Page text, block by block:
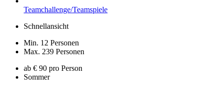
Teamchallenge/Teamspiele
Schnellansicht
Min. 12 Personen
Max. 239 Personen
ab € 90 pro Person
Sommer